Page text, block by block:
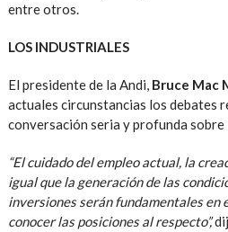
entre otros.
LOS INDUSTRIALES
El presidente de la Andi, Bruce Mac
actuales circunstancias los debates
conversación seria y profunda sobre
“El cuidado del empleo actual, la
igual que la generación de las
inversiones serán fundamentales en
conocer las posiciones al respecto”,